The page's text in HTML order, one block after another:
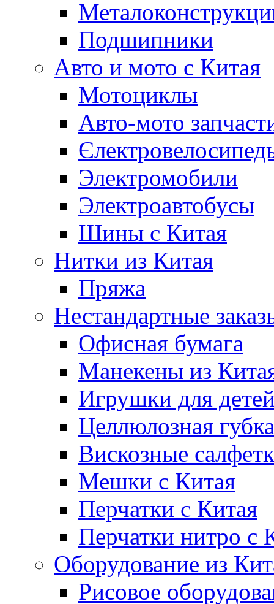
Подшипники
Авто и мото с Китая
Мотоциклы
Авто-мото
Электромобили
Электроавтобусы
Шины с Китая
Нитки из Китая
Пряжа
Нестандартные
Офисная бумага
Манекены из
Игрушки для
Целлюлозная губка
Вискозные
Мешки с Китая
Перчатки с Китая
Перчатки нитро с
Оборудование из
Рисовое